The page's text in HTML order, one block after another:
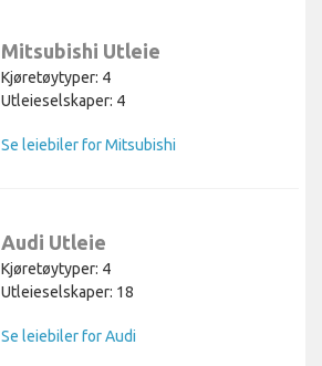
Mitsubishi Utleie
Kjøretøytyper: 4
Utleieselskaper: 4
Se leiebiler for Mitsubishi
Audi Utleie
Kjøretøytyper: 4
Utleieselskaper: 18
Se leiebiler for Audi